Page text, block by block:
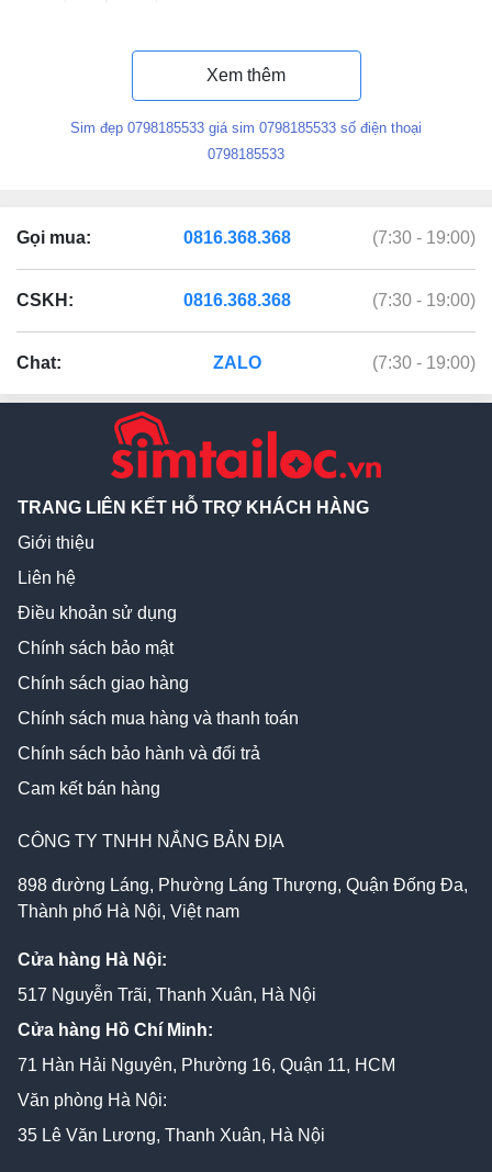
Xem thêm
Sim đẹp 0798185533 giá sim 0798185533 số điện thoại
0798185533
Gọi mua: 0816.368.368 (7:30 - 19:00)
CSKH: 0816.368.368 (7:30 - 19:00)
Chat: ZALO (7:30 - 19:00)
CÔNG TY TNHH NẮNG BẢN ĐỊA
898 đường Láng, Phường Láng Thượng, Quận Đống Đa,
Thành phố Hà Nội, Việt nam
Cửa hàng Hà Nội:
517 Nguyễn Trãi, Thanh Xuân, Hà Nội
Cửa hàng Hồ Chí Minh:
71 Hàn Hải Nguyên, Phường 16, Quận 11, HCM
Văn phòng Hà Nội:
35 Lê Văn Lương, Thanh Xuân, Hà Nội
TRANG LIÊN KẾT HỖ TRỢ KHÁCH HÀNG
Giới thiệu
Liên hệ
Điều khoản sử dụng
Chính sách bảo mật
Chính sách giao hàng
Chính sách mua hàng và thanh toán
Chính sách bảo hành và đổi trả
Cam kết bán hàng